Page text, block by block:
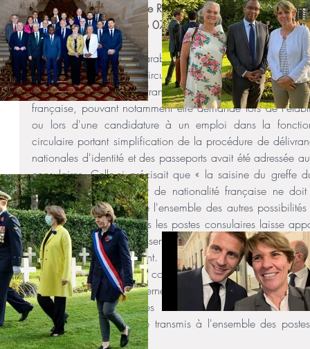
Question de Mme Évelyne Renaud-Garabedian (Français
Républicains-R) publiée le 07/12/2023 :
Mme Évelyne Renaud-Garabedian attire l'attention de M.
justice, sur la nouvelle circulaire relative aux instructions
certificats de nationalité française (CNF). Le CNF est un
française, pouvant notamment être demandé lors de
ou lors d'une candidature à un emploi dans la
circulaire portant simplification de la procédure de
nationales d'identité et des passeports avait été adressée
consulaires. Celle-ci précisait que « la saisine du greffe
délivrance d'un certificat de nationalité française ne
recours, une fois épuisée l'ensemble des autres
Pourtant, la pratique dans les postes consulaires laisse
demandé lors de l'établissement d'une première carte
lors de leur renouvellement. Une nouvelle circulaire,
instructions au personnel consulaire afin de n'exiger un
d'identité, qu'avec discernement et seulement lorsque
connaître précisément les instructions de ce nouveau
s'assurer qu'il a bien été transmis à l'ensemble des
immédiate et homogène.